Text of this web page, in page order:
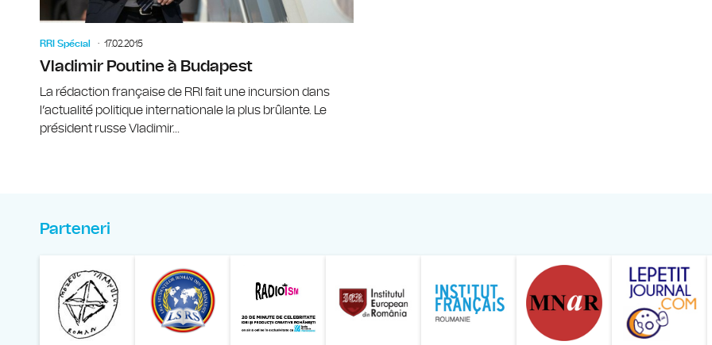
RRI Spécial 17.02.2015
Vladimir Poutine à Budapest
La rédaction française de RRI fait une incursion dans
l’actualité politique internationale la plus brûlante. Le
président russe Vladimir...
Parteneri
Liga Studentilor Romani din Strainatate - LSRS
Modernism | The Leading Romanian Art Magazine
Institului European din România
Institutul